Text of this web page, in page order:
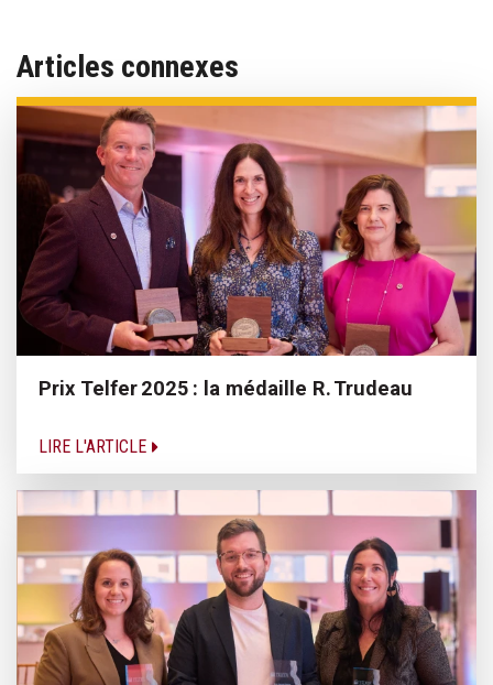
Articles connexes
Prix Telfer 2025 : la médaille R. Trudeau
LIRE L'ARTICLE